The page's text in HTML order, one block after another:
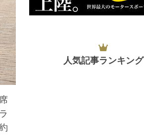
人気記事ランキング